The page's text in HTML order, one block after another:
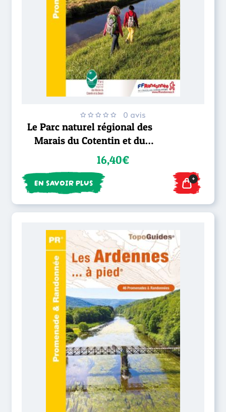
0 avis
Le Parc naturel régional des
Marais du Cotentin et du
Bessin... à pied®
16,40€
EN SAVOIR PLUS +